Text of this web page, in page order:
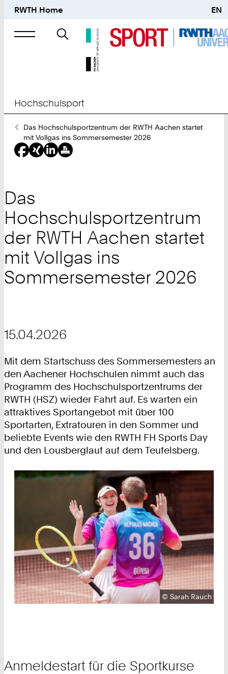
RWTH Home EN
Suche
nach
Hochschulsport
Sie
sind
hier:
Das Hochschulsportzentrum der RWTH Aachen startet
mit Vollgas ins Sommersemester 2026
Das
Hochschulsportzentrum
der RWTH Aachen startet
mit Vollgas ins
Sommersemester 2026
15.04.2026
Mit dem Startschuss des Sommersemesters an
den Aachener Hochschulen nimmt auch das
Programm des Hochschulsportzentrums der
RWTH (HSZ) wieder Fahrt auf. Es warten ein
attraktives Sportangebot mit über 100
Sportarten, Extratouren in den Sommer und
beliebte Events wie den RWTH FH Sports Day
und den Lousberglauf auf dem Teufelsberg.
Urheberrecht:
©Sarah Rauch
Anmeldestart für die Sportkurse